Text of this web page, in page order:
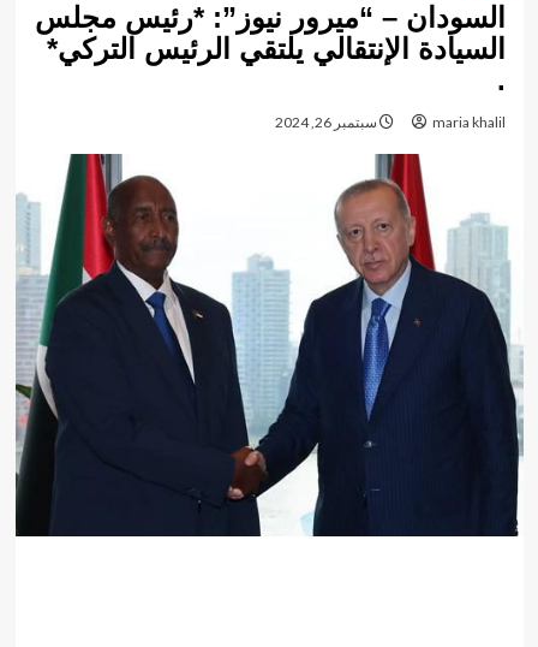
السودان – “ميرور نيوز”: *رئيس مجلس
السيادة الإنتقالي يلتقي الرئيس التركي*
.
maria khalil سبتمبر 26, 2024